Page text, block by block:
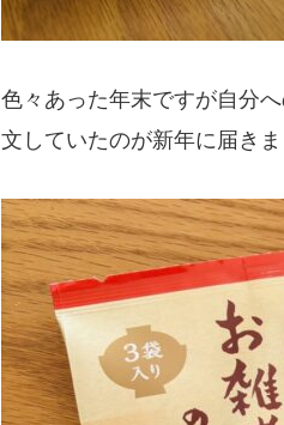
色々あった年末ですが自分
文していたのが新年に届き